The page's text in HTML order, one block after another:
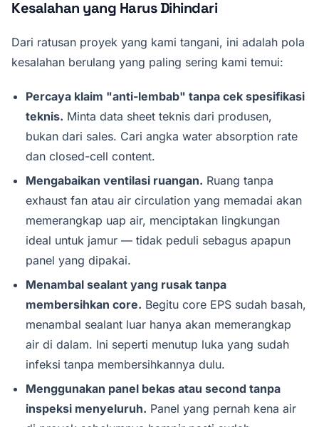
Kesalahan yang Harus Dihindari
Dari ratusan proyek yang kami tangani, ini adalah pola
kesalahan berulang yang paling sering kami temui:
Percaya klaim "anti-lembab" tanpa cek spesifikasi
teknis. Minta data sheet teknis dari produsen,
bukan dari sales. Cari angka water absorption rate
dan closed-cell content.
Mengabaikan ventilasi ruangan. Ruang tanpa
exhaust fan atau air circulation yang memadai akan
memerangkap uap air, menciptakan lingkungan
ideal untuk jamur — tidak peduli sebagus apapun
panel yang dipakai.
Menambal sealant yang rusak tanpa
membersihkan core. Begitu core EPS sudah basah,
menambal sealant luar hanya akan memerangkap
air di dalam. Ini seperti menutup luka yang sudah
infeksi tanpa membersihkannya dulu.
Menggunakan panel bekas atau second tanpa
inspeksi menyeluruh. Panel yang pernah kena air